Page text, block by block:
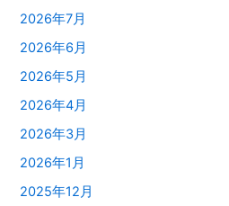
2026年7月
2026年6月
2026年5月
2026年4月
2026年3月
2026年1月
2025年12月